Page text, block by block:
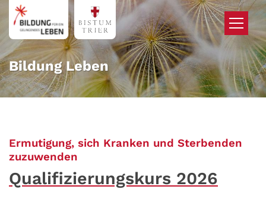
Zum Inhalt springen
Bildung Leben
Ermutigung, sich Kranken und Sterbenden
zuzuwenden
Qualifizierungskurs 2026